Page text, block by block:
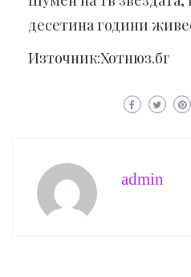
десетина години
Източник:Хотнюз.бг
admin